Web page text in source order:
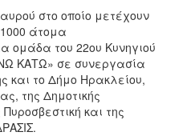
στο οποίο μετέχουν
άτομα
ομάδα του 22ου Κυνηγιού
ΚΑΤΩ» σε συνεργασία
και το Δήμο Ηρακλείου,
της Δημοτικής
και της